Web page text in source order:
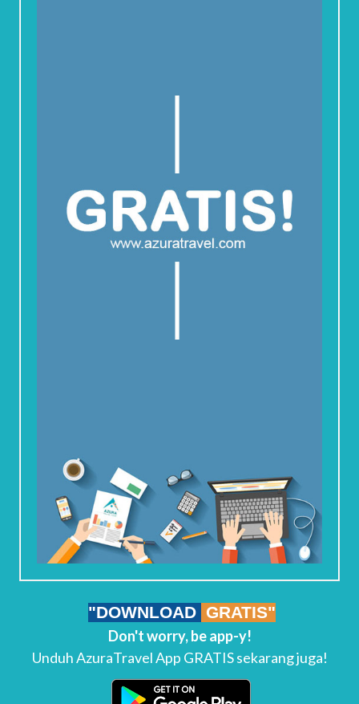
"DOWNLOAD GRATIS"
Don't worry, be app-y!
Unduh AzuraTravel App GRATIS sekarang juga!